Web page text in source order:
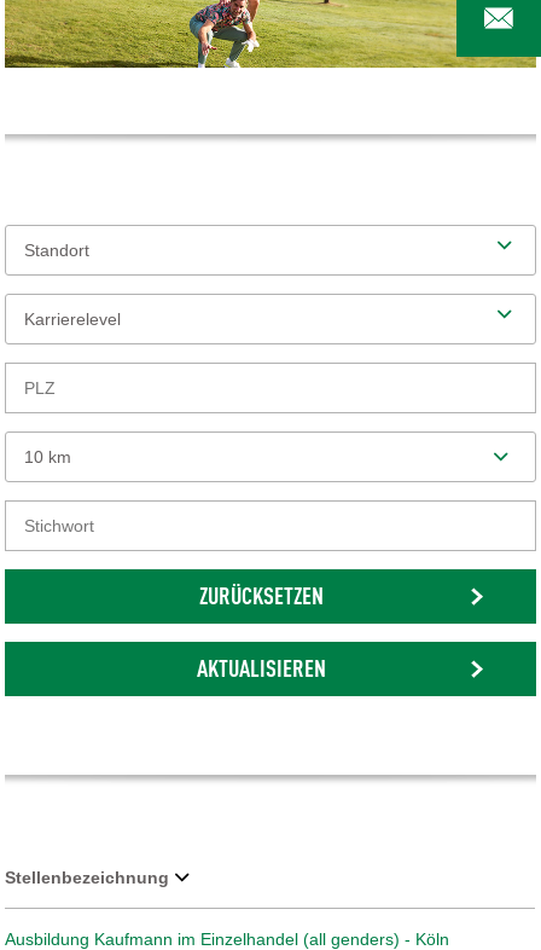
Standort
Karrierelevel
10 km
ZURÜCKSETZEN
AKTUALISIEREN
Stellenbezeichnung
Ausbildung Kaufmann im Einzelhandel (all genders) - Köln